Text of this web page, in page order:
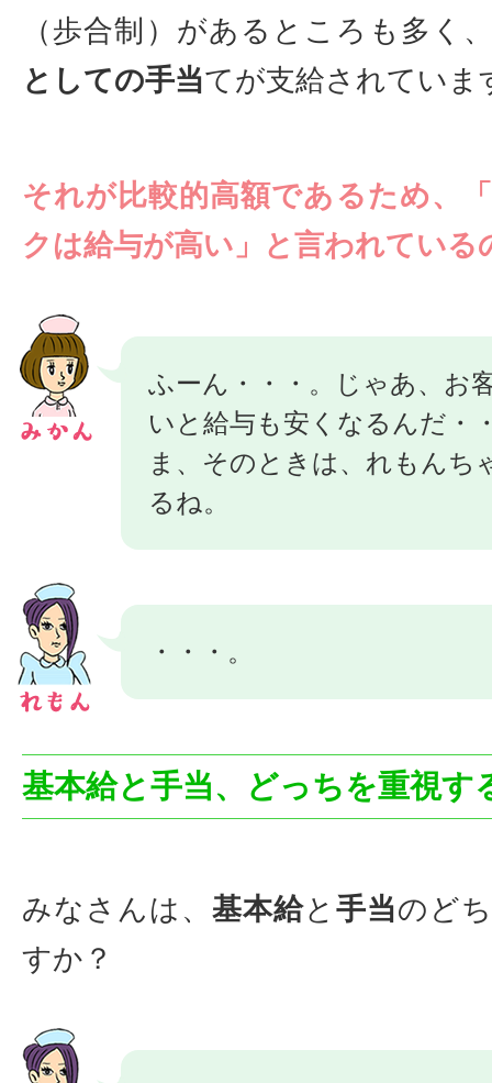
（歩合制）があるところも多く
としての手当てが支給されていま
それが比較的高額であるため、
クは給与が高い」と言われている
ふーん・・・。じゃあ、お
いと給与も安くなるんだ・
ま、そのときは、れもんち
るね。
・・・。
基本給と手当、どっちを重視す
みなさんは、 基本給と 手当のど
すか？